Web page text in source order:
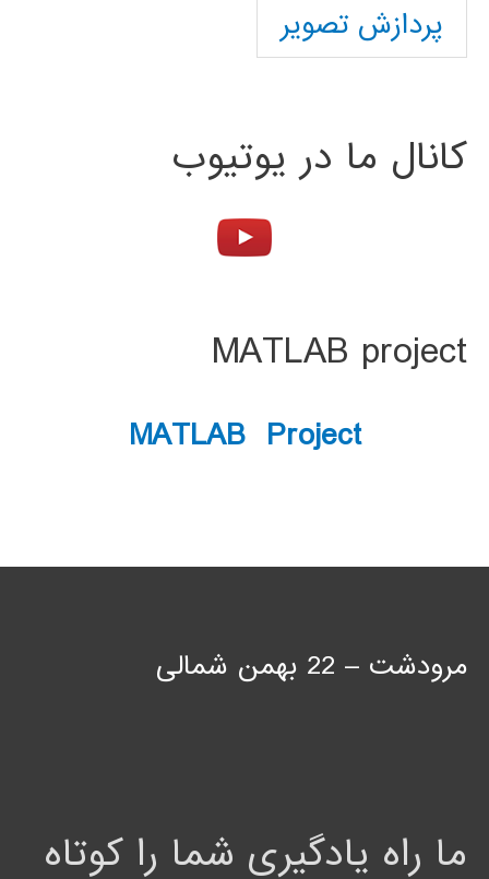
پردازش تصویر
کانال ما در یوتیوب
MATLAB project
MATLAB Project
مرودشت – 22 بهمن شمالی
ما راه یادگیری شما را کوتاه